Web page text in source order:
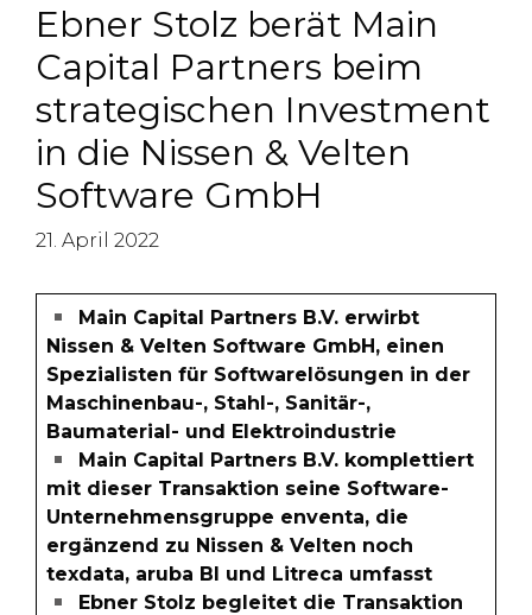
Ebner Stolz berät Main
Capital Partners beim
strategischen Investment
in die Nissen & Velten
Software GmbH
21. April 2022
Main Capital Partners B.V. erwirbt
Nissen & Velten Software GmbH, einen
Spezialisten für Softwarelösungen in der
Maschinenbau-, Stahl-, Sanitär-,
Baumaterial- und Elektroindustrie
Main Capital Partners B.V. komplettiert
mit dieser Transaktion seine Software-
Unternehmensgruppe enventa, die
ergänzend zu Nissen & Velten noch
texdata, aruba BI und Litreca umfasst
Ebner Stolz begleitet die Transaktion